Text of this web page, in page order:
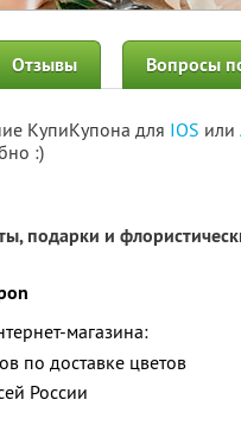
Отзывы Вопросы
КупиКупона для IOS или
:)
подарки и
магазина:
по доставке цветов
России